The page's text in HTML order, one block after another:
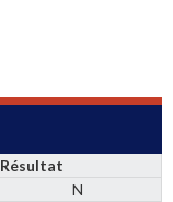
Résultat
N